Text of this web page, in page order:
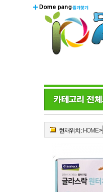
현재위치 : HOME>